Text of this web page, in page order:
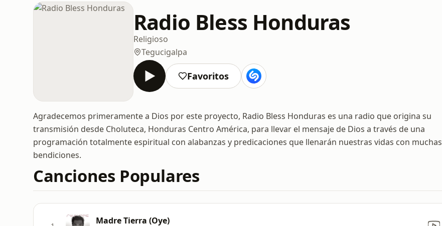
Radio Bless Honduras
Religioso
Tegucigalpa
Favoritos
Agradecemos primeramente a Dios por este proyecto, Radio Bless Honduras es una radio que origina su
transmisión desde Choluteca, Honduras Centro América, para llevar el mensaje de Dios a través de una
programación totalmente espiritual con alabanzas y predicaciones que llenarán nuestras vidas con muchas
bendiciones.
Canciones Populares
Madre Tierra (Oye)